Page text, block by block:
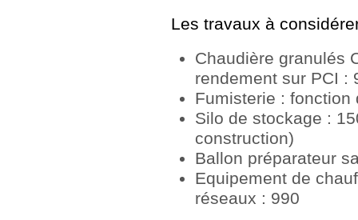
Les travaux à
Chaudière granulés
rendement sur PCI :
Fumisterie : fonction
Silo de stockage :
construction)
Ballon préparateur
Equipement de
réseaux : 990